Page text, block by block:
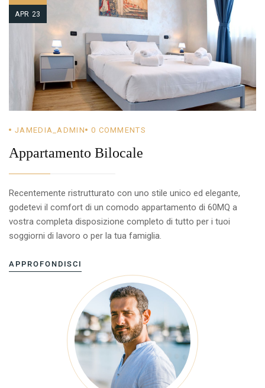
APR 23
JAMEDIA_ADMIN 0 COMMENTS
Appartamento Bilocale
Recentemente ristrutturato con uno stile unico ed elegante,
godetevi il comfort di un comodo appartamento di 60MQ a
vostra completa disposizione completo di tutto per i tuoi
soggiorni di lavoro o per la tua famiglia.
APPROFONDISCI